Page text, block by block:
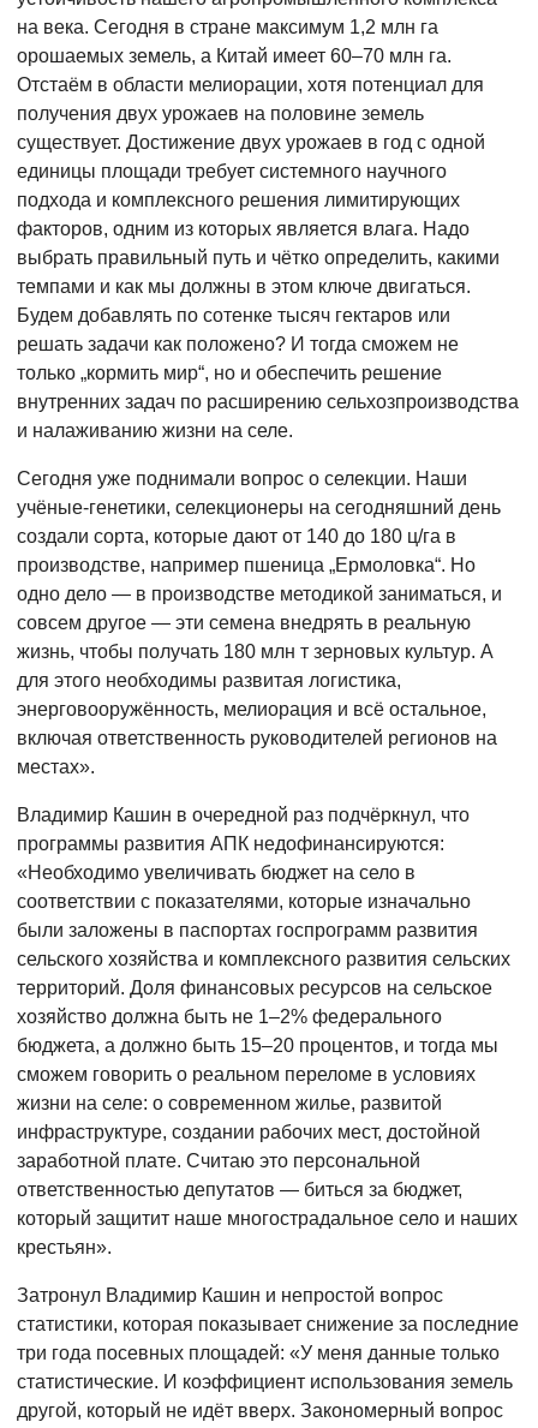
на века. Сегодня в стране максимум 1,2 млн га
орошаемых земель, а Китай имеет 60–70 млн га.
Отстаём в области мелиорации, хотя потенциал для
получения двух урожаев на половине земель
существует. Достижение двух урожаев в год с одной
единицы площади требует системного научного
подхода и комплексного решения лимитирующих
факторов, одним из которых является влага. Надо
выбрать правильный путь и чётко определить, какими
темпами и как мы должны в этом ключе двигаться.
Будем добавлять по сотенке тысяч гектаров или
решать задачи как положено? И тогда сможем не
только „кормить мир“, но и обеспечить решение
внутренних задач по расширению сельхозпроизводства
и налаживанию жизни на селе.
Сегодня уже поднимали вопрос о селекции. Наши
учёные-генетики, селекционеры на сегодняшний день
создали сорта, которые дают от 140 до 180 ц/га в
производстве, например пшеница „Ермоловка“. Но
одно дело — в производстве методикой заниматься, и
совсем другое — эти семена внедрять в реальную
жизнь, чтобы получать 180 млн т зерновых культур. А
для этого необходимы развитая логистика,
энерговооружённость, мелиорация и всё остальное,
включая ответственность руководителей регионов на
местах».
Владимир Кашин в очередной раз подчёркнул, что
программы развития АПК недофинансируются:
«Необходимо увеличивать бюджет на село в
соответствии с показателями, которые изначально
были заложены в паспортах госпрограмм развития
сельского хозяйства и комплексного развития сельских
территорий. Доля финансовых ресурсов на сельское
хозяйство должна быть не 1–2% федерального
бюджета, а должно быть 15–20 процентов, и тогда мы
сможем говорить о реальном переломе в условиях
жизни на селе: о современном жилье, развитой
инфраструктуре, создании рабочих мест, достойной
заработной плате. Считаю это персональной
ответственностью депутатов — биться за бюджет,
который защитит наше многострадальное село и наших
крестьян».
Затронул Владимир Кашин и непростой вопрос
статистики, которая показывает снижение за последние
три года посевных площадей: «У меня данные только
статистические. И коэффициент использования земель
другой, который не идёт вверх. Закономерный вопрос